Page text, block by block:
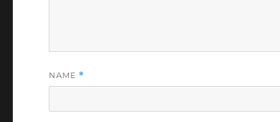
NAME *